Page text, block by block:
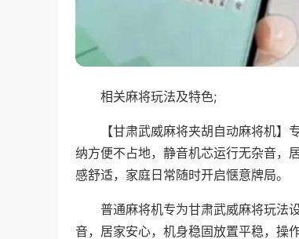
相关麻将玩法及特色;
【甘肃武威麻将夹胡自动麻将机
纳方便不占地，静音机芯运行无杂音，
感舒适，家庭日常随时开启惬意牌局。
普通麻将机专为甘肃武威麻将玩法
音，居家安心，机身稳固放置平稳，操